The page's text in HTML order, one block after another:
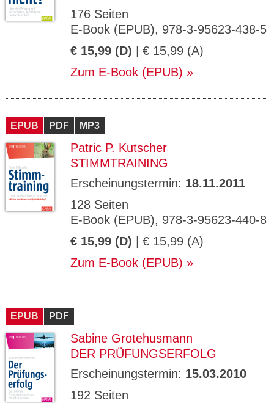
176 Seiten
E-Book (EPUB), 978-3-95623-438-5
€ 15,99 (D) | € 15,99 (A)
Zum E-Book (EPUB)
EPUB PDF MP3
Patric P. Kutscher
STIMMTRAINING
Erscheinungstermin: 18.11.2011
128 Seiten
E-Book (EPUB), 978-3-95623-440-8
€ 15,99 (D) | € 15,99 (A)
Zum E-Book (EPUB)
EPUB PDF
Sabine Grotehusmann
DER PRÜFUNGSERFOLG
Erscheinungstermin: 15.03.2010
192 Seiten